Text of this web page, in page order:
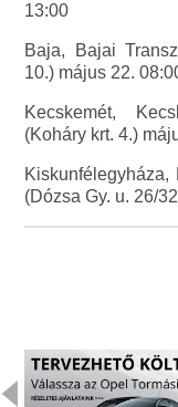
13:00
Baja, Bajai
10.) május 22.
Kecskemét,
(Koháry krt. 4.)
(Dózsa Gy. u. 26/